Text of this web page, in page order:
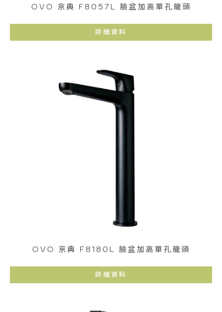
OVO 京典 F8057L 臉盆加高單孔龍頭
詳細資料
OVO 京典 F8180L 臉盆加高單孔龍頭
詳細資料